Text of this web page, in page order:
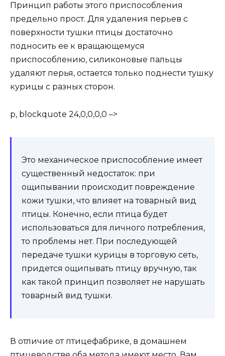
Принцип работы этого приспособления
предельно прост. Для удаления перьев с
поверхности тушки птицы достаточно
подносить ее к вращающемуся
приспособлению, силиконовые пальцы
удаляют перья, остается только поднести тушку
курицы с разных сторон.
p, blockquote 24,0,0,0,0 –>
Это механическое приспособление имеет
существенный недостаток: при
ощипывании происходит повреждение
кожи тушки, что влияет на товарный вид
птицы. Конечно, если птица будет
использоваться для личного потребления,
то проблемы нет. При последующей
передаче тушки курицы в торговую сеть,
придется ощипывать птицу вручную, так
как такой принцип позволяет не нарушать
товарный вид тушки.
В отличие от птицефабрике, в домашнем